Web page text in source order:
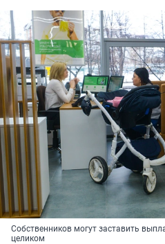
Собственников могут заставить
целиком